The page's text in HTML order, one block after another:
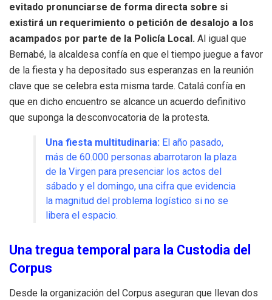
evitado pronunciarse de forma directa sobre si
existirá un requerimiento o petición de desalojo a los
acampados por parte de la Policía Local. Al igual que
Bernabé, la alcaldesa confía en que el tiempo juegue a favor
de la fiesta y ha depositado sus esperanzas en la reunión
clave que se celebra esta misma tarde. Catalá confía en
que en dicho encuentro se alcance un acuerdo definitivo
que suponga la desconvocatoria de la protesta.
Una fiesta multitudinaria: El año pasado,
más de 60.000 personas abarrotaron la plaza
de la Virgen para presenciar los actos del
sábado y el domingo, una cifra que evidencia
la magnitud del problema logístico si no se
libera el espacio.
Una tregua temporal para la Custodia del
Corpus
Desde la organización del Corpus aseguran que llevan dos